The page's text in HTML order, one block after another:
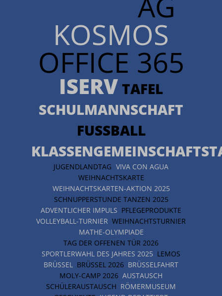
KOSMOS
OFFICE 365
ISERV TAFEL
SCHULMANNSCHAFT
FUSSBALL
JUGENDLANDTAG VIVA CON AGUA
WEIHNACHTSKARTE
WEIHNACHTSKARTEN-AKTION 2025
SCHNUPPERSTUNDE TANZEN 2025
ADVENTLICHER IMPULS PFLEGEPRODUKTE
VOLLEYBALL-TURNIER WEIHNACHTSTURNIER
MATHE-OLYMPIADE
TAG DER OFFENEN TÜR 2026
SPORTLERWAHL DES JAHRES 2025 LEMOS
BRÜSSEL BRÜSSEL 2026 BRÜSSELFAHRT
MOLY-CAMP 2026 AUSTAUSCH
SCHÜLERAUSTAUSCH RÖMERMUSEUM